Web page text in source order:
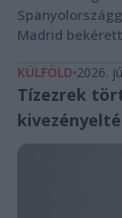
Madrid
KÜLFÖLD 2026.
Tízezrek